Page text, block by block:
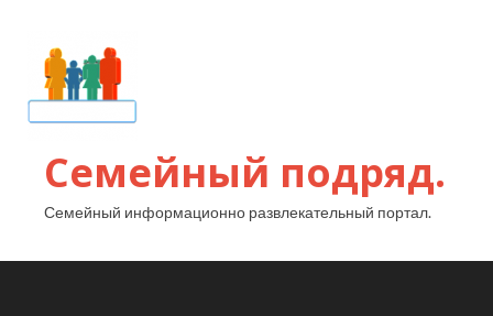
Семейный подряд.
Семейный информационно развлекательный портал.